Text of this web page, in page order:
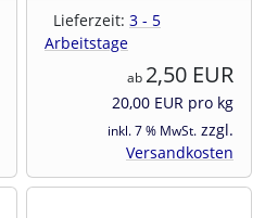
Lieferzeit: 3 - 5
Arbeitstage
ab 2,50 EUR
20,00 EUR pro kg
inkl. 7 % MwSt. zzgl.
Versandkosten